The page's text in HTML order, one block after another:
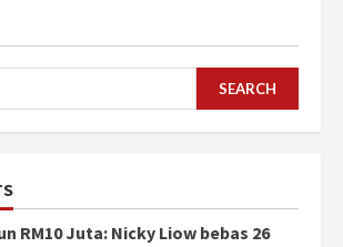
SEARCH
RM10 Juta: Nicky Liow bebas 26